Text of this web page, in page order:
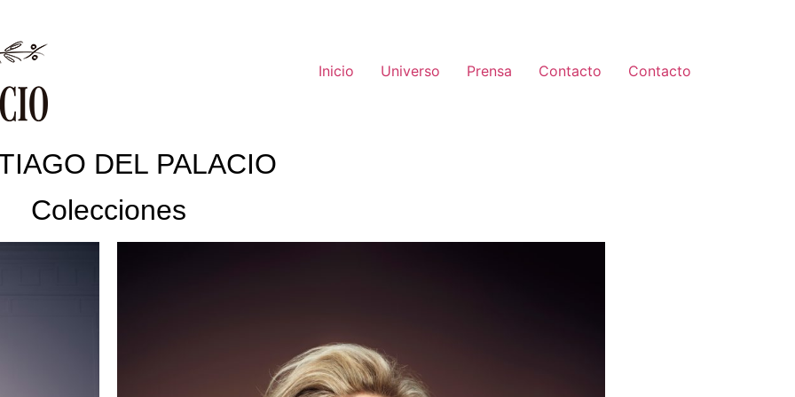
Inicio Universo Prensa Contacto Contacto
DEL PALACIO
Colecciones